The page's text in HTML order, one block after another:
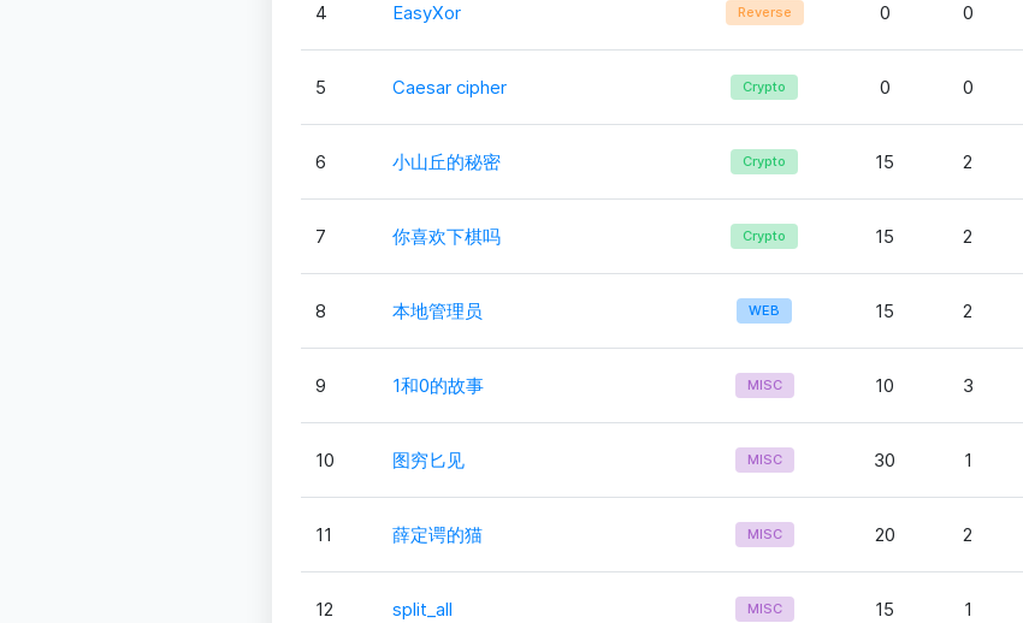
4 EasyXor Reverse 0 0
5 Caesar cipher Crypto 0 0
6 小山丘的秘密 Crypto 15 2
7 你喜欢下棋吗 Crypto 15 2
8 本地管理员 WEB 15 2
9 1和0的故事 MISC 10 3
10 图穷匕见 MISC 30 1
11 薛定谔的猫 MISC 20 2
12 split_all MISC 15 1